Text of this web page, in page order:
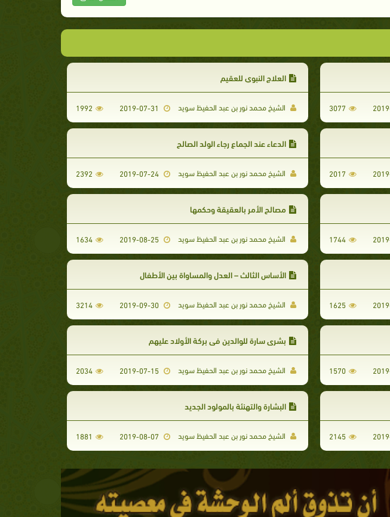
3077
العلاج النبوي للعقيم
الشيخ محمد نور بن عبد الحفيظ سويد 1992
2017
الدعاء عند الجماع رجاء الولد الصالح
الشيخ محمد نور بن عبد الحفيظ سويد 2392
1744
مصالح الأمر بالعقيقة وحكمها
الشيخ محمد نور بن عبد الحفيظ سويد 1634
1625
الأساس الثالث – العدل والمساواة بين الأطفال
الشيخ محمد نور بن عبد الحفيظ سويد 3214
1570
بشرى سارة للوالدين في بركة الأولاد عليهم
الشيخ محمد نور بن عبد الحفيظ سويد 2034
2145
البشارة والتهنئة بالمولود الجديد
الشيخ محمد نور بن عبد الحفيظ سويد 1881